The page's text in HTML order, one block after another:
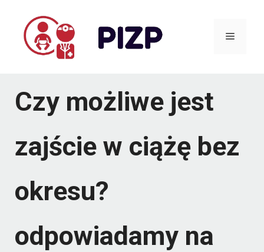
Menu
Czy możliwe jest
zajście w ciążę bez
okresu?
odpowiadamy na